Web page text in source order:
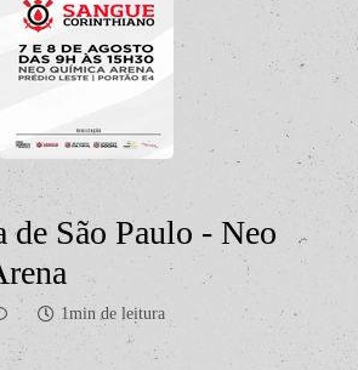
de São Paulo - Neo
1min de leitura